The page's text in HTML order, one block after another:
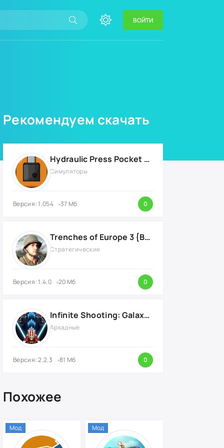
ВОЙТИ
Рекомендуем скачать
Hydraulic Press Pocket {ВЗЛОМ: бесконечные деньги}
Симуляторы
Версия: 1.054 37 Мб 0
Trenches of Europe 3 {ВЗЛОМ: много денег}
Стратегические
Версия: 1.4.0 20 Мб 0
Infinite Shooting: Galaxy Attack {ВЗЛОМ: Бесплатные Покупки}
Аркадные
Версия: 2.2.3 81 Мб 0
Похожее
Мод Мод